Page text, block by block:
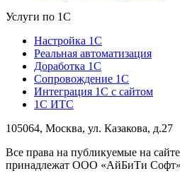
Услуги по 1С
Настройка 1С
Реальная автоматизация
Доработка 1С
Сопровождение 1С
Интеграция 1С с сайтом
1С ИТС
105064, Москва, ул. Казакова, д.27
Все права на публикуемые на
принадлежат ООО «АйБиТи